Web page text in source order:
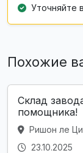
Уточняйте
Похожие
Склад
помощника!
Ришон ле
23.10.2025